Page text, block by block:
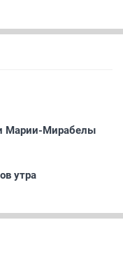
Марии-Мирабелы
утра